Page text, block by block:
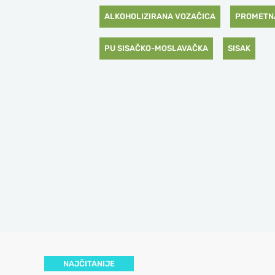
ALKOHOLIZIRANA VOZAČICA
PU SISAČKO-MOSLAVAČKA SISAK
NAJČITANIJE